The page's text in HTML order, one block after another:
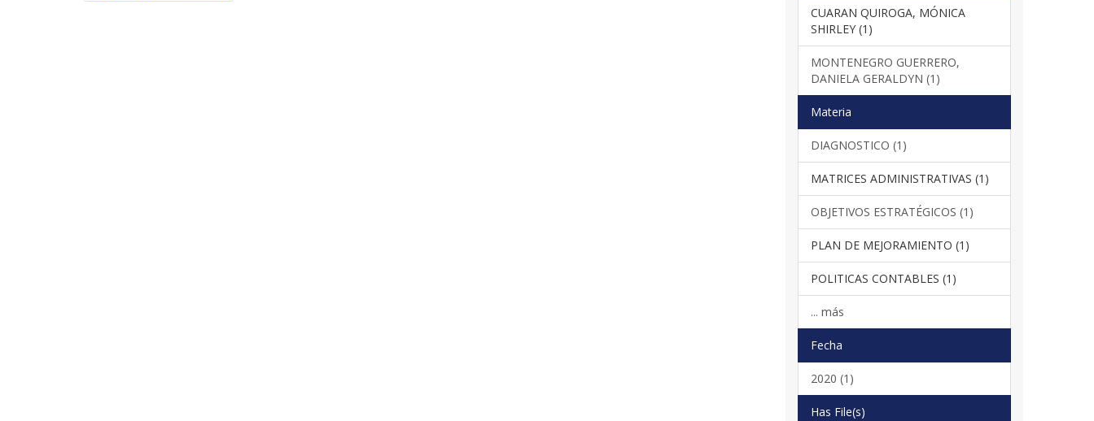
CUARAN QUIROGA, MÓNICA
SHIRLEY (1)
MONTENEGRO GUERRERO,
DANIELA GERALDYN (1)
Materia
DIAGNOSTICO (1)
MATRICES ADMINISTRATIVAS (1)
OBJETIVOS ESTRATÉGICOS (1)
PLAN DE MEJORAMIENTO (1)
POLITICAS CONTABLES (1)
... más
Fecha
2020 (1)
Has File(s)